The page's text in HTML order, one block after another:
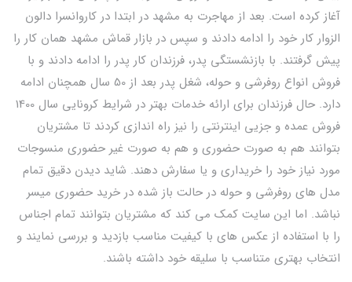
آغاز کرده است. بعد از مهاجرت به مشهد در ابتدا در کاروانسرا دالون
الزوار کار خود را ادامه دادند و سپس در بازار قماش مشهد همان کار را
پیش گرفتند. با بازنشستگی پدر، فرزندان کار پدر را ادامه دادند و با
فروش انواع روفرشی و حوله، شغل پدر بعد از 50 سال همچنان ادامه
دارد. حال فرزندان برای ارائه خدمات بهتر در شرایط کرونایی سال 1400
فروش عمده و جزیی اینترنتی را نیز راه اندازی کردند تا مشتریان
بتوانند هم به صورت حضوری و هم به صورت غیر حضوری منسوجات
مورد نیاز خود را خریداری و یا سفارش دهند. شاید دیدن دقیق تمام
مدل های روفرشی و حوله در حالت باز شده در خرید حضوری میسر
نباشد. اما این سایت کمک می کند که مشتریان بتوانند تمام اجناس
را با استفاده از عکس های با کیفیت مناسب بازدید و بررسی نمایند و
انتخاب بهتری متناسب با سلیقه خود داشته باشند.